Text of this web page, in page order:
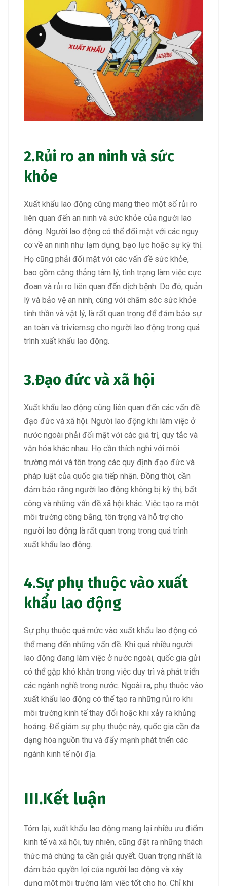
2.Rủi ro an ninh và sức
khỏe
Xuất khẩu lao động cũng mang theo một số rủi ro
liên quan đến an ninh và sức khỏe của người lao
động. Người lao động có thể đối mặt với các nguy
cơ về an ninh như lạm dụng, bạo lực hoặc sự kỳ thị.
Họ cũng phải đối mặt với các vấn đề sức khỏe,
bao gồm căng thẳng tâm lý, tình trạng làm việc cực
đoan và rủi ro liên quan đến dịch bệnh. Do đó, quản
lý và bảo vệ an ninh, cùng với chăm sóc sức khỏe
tinh thần và vật lý, là rất quan trọng để đảm bảo sự
an toàn và triviemsg cho người lao động trong quá
trình xuất khẩu lao động.
3.Đạo đức và xã hội
Xuất khẩu lao động cũng liên quan đến các vấn đề
đạo đức và xã hội. Người lao động khi làm việc ở
nước ngoài phải đối mặt với các giá trị, quy tắc và
văn hóa khác nhau. Họ cần thích nghi với môi
trường mới và tôn trọng các quy định đạo đức và
pháp luật của quốc gia tiếp nhận. Đồng thời, cần
đảm bảo rằng người lao động không bị kỳ thị, bất
công và những vấn đề xã hội khác. Việc tạo ra một
môi trường công bằng, tôn trọng và hỗ trợ cho
người lao động là rất quan trọng trong quá trình
xuất khẩu lao động.
4.Sự phụ thuộc vào xuất
khẩu lao động
Sự phụ thuộc quá mức vào xuất khẩu lao động có
thể mang đến những vấn đề. Khi quá nhiều người
lao động đang làm việc ở nước ngoài, quốc gia gửi
có thể gặp khó khăn trong việc duy trì và phát triển
các ngành nghề trong nước. Ngoài ra, phụ thuộc vào
xuất khẩu lao động có thể tạo ra những rủi ro khi
môi trường kinh tế thay đổi hoặc khi xảy ra khủng
hoảng. Để giảm sự phụ thuộc này, quốc gia cần đa
dạng hóa nguồn thu và đẩy mạnh phát triển các
ngành kinh tế nội địa.
III.Kết luận
Tóm lại, xuất khẩu lao động mang lại nhiều ưu điểm
kinh tế và xã hội, tuy nhiên, cũng đặt ra những thách
thức mà chúng ta cần giải quyết. Quan trọng nhất là
đảm bảo quyền lợi của người lao động và xây
dựng một môi trường làm việc tốt cho họ. Chỉ khi